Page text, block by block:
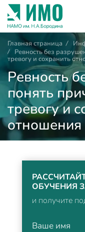
Главная страница /
/
Ревность без
тревогу и сохранить
Ревность
понять
тревогу и
отношения
ОБУЧЕНИЯ
и получите
Ваше имя